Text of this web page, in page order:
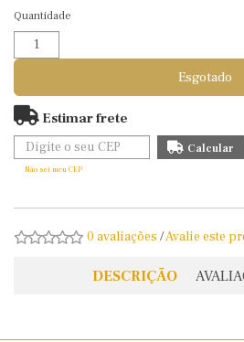
Quantidade
Esgotado
Estimar frete
Não sei meu CEP
0 avaliações /Avalie este
DESCRIÇÃO